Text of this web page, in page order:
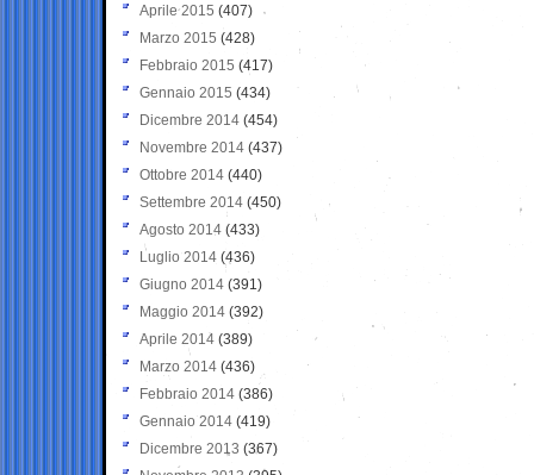
Aprile 2015 (407)
Marzo 2015 (428)
Febbraio 2015 (417)
Gennaio 2015 (434)
Dicembre 2014 (454)
Novembre 2014 (437)
Ottobre 2014 (440)
Settembre 2014 (450)
Agosto 2014 (433)
Luglio 2014 (436)
Giugno 2014 (391)
Maggio 2014 (392)
Aprile 2014 (389)
Marzo 2014 (436)
Febbraio 2014 (386)
Gennaio 2014 (419)
Dicembre 2013 (367)